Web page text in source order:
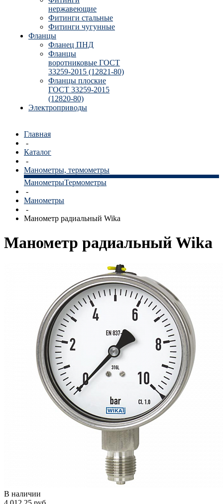
нержавеющие
Фитинги стальные
Фитинги чугунные
Фланцы
Фланец ПНД
Фланцы
воротниковые ГОСТ
33259-2015 (12821-80)
Фланцы плоские
ГОСТ 33259-2015
(12820-80)
Электроприводы
Главная
-
Каталог
-
Манометры, термометры
МанометрыТермометры
-
Манометры
-
Манометр радиальный Wika
Манометр радиальный Wika
В наличии